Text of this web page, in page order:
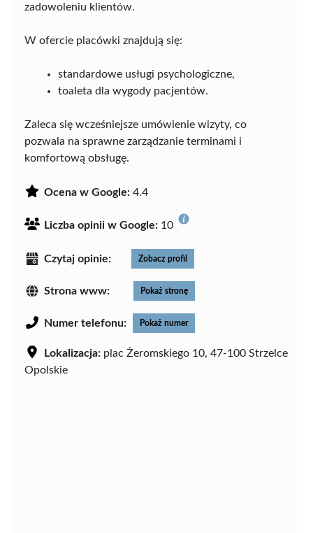
zadowoleniu klientów.
W ofercie placówki znajdują się:
standardowe usługi psychologiczne,
toaleta dla wygody pacjentów.
Zaleca się wcześniejsze umówienie wizyty, co
pozwala na sprawne zarządzanie terminami i
komfortową obsługę.
Ocena w Google: 4.4
Liczba opinii w Google: 10
Czytaj opinie: Zobacz profil
Strona www: Pokaż stronę
Numer telefonu: Pokaż numer
Lokalizacja: plac Żeromskiego 10, 47-100 Strzelce
Opolskie